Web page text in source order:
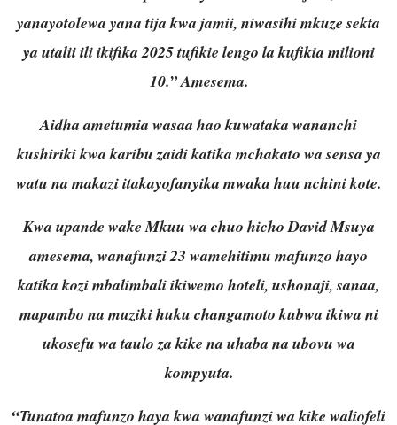
yanayotolewa yana tija kwa jamii, niwasihi mkuze sekta
ya utalii ili ikifika 2025 tufikie lengo la kufikia milioni
10.” Amesema.
Aidha ametumia wasaa hao kuwataka wananchi
kushiriki kwa karibu zaidi katika mchakato wa sensa ya
watu na makazi itakayofanyika mwaka huu nchini kote.
Kwa upande wake Mkuu wa chuo hicho David Msuya
amesema, wanafunzi 23 wamehitimu mafunzo hayo
katika kozi mbalimbali ikiwemo hoteli, ushonaji, sanaa,
mapambo na muziki huku changamoto kubwa ikiwa ni
ukosefu wa taulo za kike na uhaba na ubovu wa
kompyuta.
“Tunatoa mafunzo haya kwa wanafunzi wa kike waliofeli